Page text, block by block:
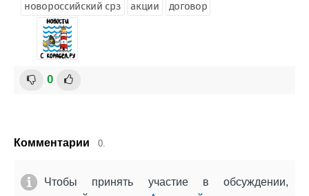
новороссийский срз
акции договор
0
Комментарии 0.
Чтобы принять участие в обсуждении,